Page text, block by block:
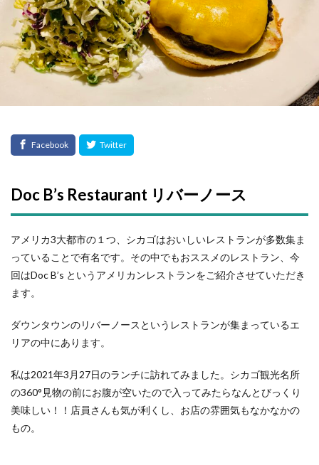
Doc B’s Restaurant リバーノース
アメリカ3大都市の１つ、シカゴはおいしいレストランが多数集ま
っていることで有名です。その中でもおススメのレストラン、今
回はDoc B’s というアメリカンレストランをご紹介させていただき
ます。
ダウンタウンのリバーノースというレストランが集まっているエ
リアの中にあります。
私は2021年3月27日のランチに訪れてみました。シカゴ観光名所
の360°見物の前にお腹が空いたので入ってみたらなんとびっくり
美味しい！！店員さんも気が利くし、お店の雰囲気もなかなかの
もの。